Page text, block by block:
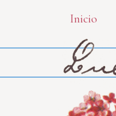
main
Inicio